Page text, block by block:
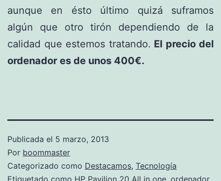
aunque en ésto último quizá suframos
algún que otro tirón dependiendo de la
calidad que estemos tratando. El precio del
ordenador es de unos 400€.
Publicada el 5 marzo, 2013
Por boommaster
Categorizado como Destacamos, Tecnología
Etiquetado como HP Pavilion 20 All in one, ordenador,